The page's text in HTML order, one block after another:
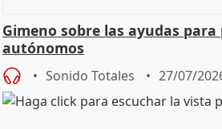
Gimeno sobre las ayudas para
autónomos
Sonido Totales 27/07/